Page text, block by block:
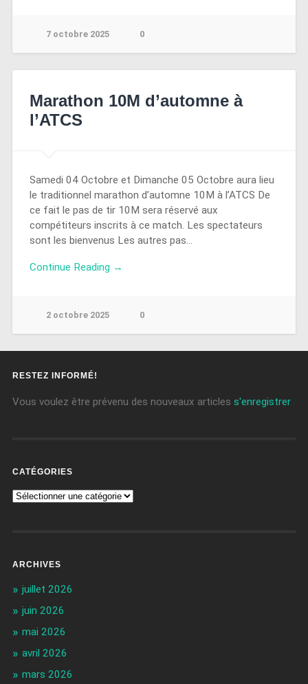
7 octobre 2025 0
Marathon 10M d’automne à
l’ATCS
Samedi 04 Octobre et Dimanche 05 Octobre aura lieu
le traditionnel marathon d’automne 10M à l’ATCS De
ce fait le pas de tir 10M sera réservé aux
compétiteurs inscrits à ce match. Les spectateurs
sont les bienvenus Les autres pas…
Continue Reading →
2 octobre 2025 0
RESTEZ INFORMÉ!
Vous voulez être prévenu des nouveaux articles s'enregistrer
CATÉGORIES
ARCHIVES
juillet 2026
juin 2026
mai 2026
avril 2026
mars 2026